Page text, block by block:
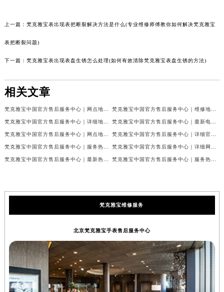
上一篇： 梵克雅宝表出现表把断裂解决方法是什么(专业维修师傅教你如何解决梵克雅宝
表把断裂问题)
下一篇： 梵克雅宝表出现表盘生锈怎么处理(如何有效清除梵克雅宝表盘生锈的方法)
相关文章
梵克雅宝维修服务
北京梵克雅宝手表售后服务中心